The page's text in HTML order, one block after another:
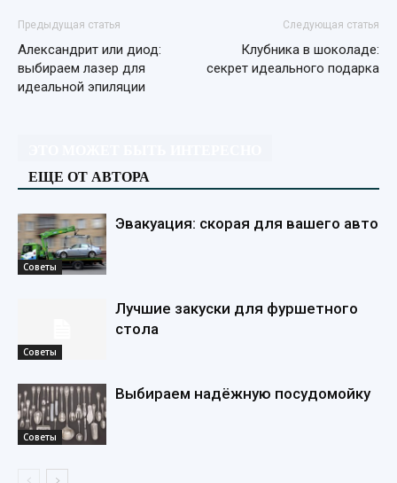
Предыдущая статья
Александрит или диод:
выбираем лазер для
идеальной эпиляции
Следующая статья
Клубника в шоколаде:
секрет идеального подарка
ЕЩЕ ОТ АВТОРА
Советы
Эвакуация: скорая для вашего авто
Советы
Лучшие закуски для фуршетного
стола
Советы
Выбираем надёжную посудомойку